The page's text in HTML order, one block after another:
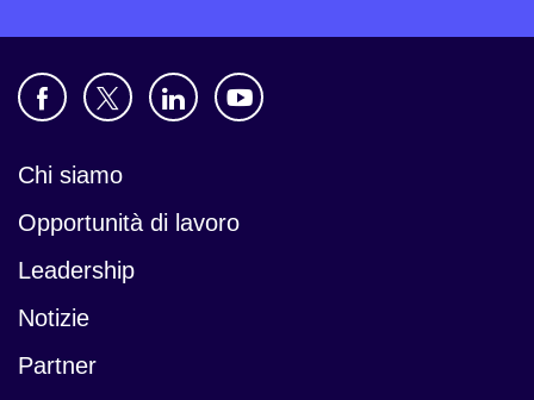
Chi siamo
Opportunità di lavoro
Leadership
Notizie
Partner